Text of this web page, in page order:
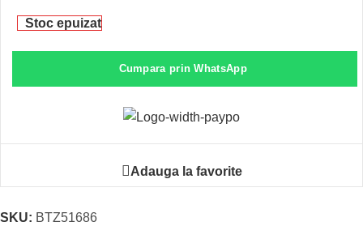
Stoc epuizat
Cumpara prin WhatsApp
Adauga la favorite
SKU: BTZ51686